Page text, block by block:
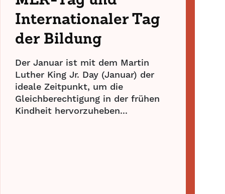
Internationaler Tag
der Bildung
Der Januar ist mit dem Martin
Luther King Jr. Day (Januar) der
ideale Zeitpunkt, um die
Gleichberechtigung in der frühen
Kindheit hervorzuheben...